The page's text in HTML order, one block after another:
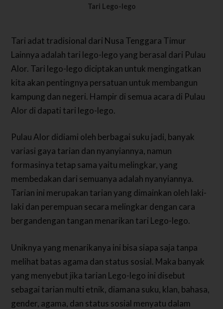
Tari Lego-lego
Tari adat tradisional dari Nusa Tenggara Timur
Lainnya adalah tari lego-lego yang berasal dari Pulau
Alor. Tari lego-lego diciptakan untuk mengingatkan
kita akan pentingnya persatuan untuk membangun
kampung dan negeri. Hampir di semua acara di Pulau
Alor di dapati tari lego-lego.
Pulau Alor didiami oleh berbagai suku jadi, banyak
variasi gaya tarian dan nyanyiannya, namun
formasinya tetap sama yaitu melingkar, yang
membedakan dari semuanya adalah nyanyiannya.
Tarian ini merupakan tarian yang dimainkan oleh laki-
laki dan perempuan secara melingkar dengan cara
bergandengan tangan menarikan tari Lego-lego.
Uniknya yang menarikanya ini bisa siapa saja tanpa
melihat batas agama dan status sosial. Maka banyak
yang menyebut jika tarian Lego-lego ini disebut
sebagai tarian multi etnik, diamana suku, klan, bahasa,
gender, agama, dan status sosial menyatu dalam